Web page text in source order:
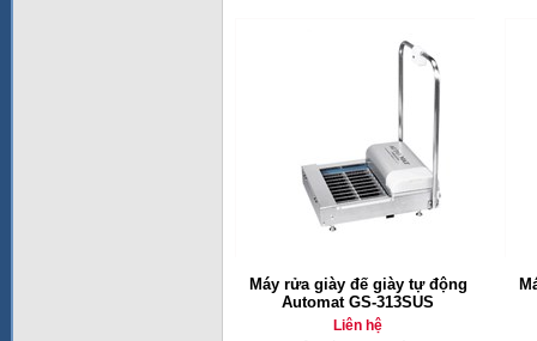
Máy rửa giày đế giày tự động
Automat GS-313SUS
Liên hệ